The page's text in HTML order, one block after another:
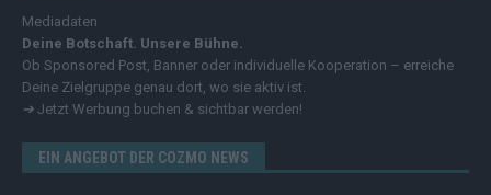
Mediadaten
Deine Botschaft. Unsere Bühne.
Ob Sponsored Post, Banner oder individuelle Kooperation – erreiche
Deine Zielgruppe genau dort, wo sie aktiv ist.
➔ Jetzt Werbung buchen & sichtbar werden!
EIN ANGEBOT DER COZMO NEWS